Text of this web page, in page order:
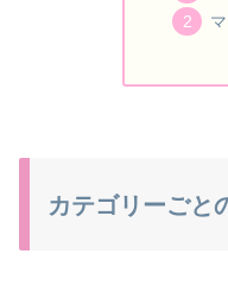
カテゴリーごと